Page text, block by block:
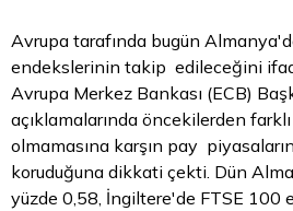
Avrupa tarafında bugün
endekslerinin takip edileceğini
Avrupa Merkez Bankası (ECB)
açıklamalarında öncekilerden
olmamasına karşın pay
koruduğuna dikkati çekti. Dün
yüzde 0,58, İngiltere'de FTSE 100